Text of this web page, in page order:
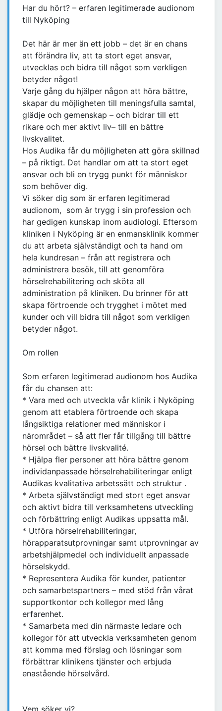
Har du hört? – erfaren legitimerade audionom
till Nyköping
Det här är mer än ett jobb – det är en chans
att förändra liv, att ta stort eget ansvar,
utvecklas och bidra till något som verkligen
betyder något!
Varje gång du hjälper någon att höra bättre,
skapar du möjligheten till meningsfulla samtal,
glädje och gemenskap – och bidrar till ett
rikare och mer aktivt liv– till en bättre
livskvalitet.
Hos Audika får du möjligheten att göra skillnad
– på riktigt. Det handlar om att ta stort eget
ansvar och bli en trygg punkt för människor
som behöver dig.
Vi söker dig som är erfaren legitimerad
audionom, som är trygg i sin profession och
har gedigen kunskap inom audiologi. Eftersom
kliniken i Nyköping är en enmansklinik kommer
du att arbeta självständigt och ta hand om
hela kundresan – från att registrera och
administrera besök, till att genomföra
hörselrehabilitering och sköta all
administration på kliniken. Du brinner för att
skapa förtroende och trygghet i mötet med
kunder och vill bidra till något som verkligen
betyder något.
Om rollen
Som erfaren legitimerad audionom hos Audika
får du chansen att:
* Vara med och utveckla vår klinik i Nyköping
genom att etablera förtroende och skapa
långsiktiga relationer med människor i
närområdet – så att fler får tillgång till bättre
hörsel och bättre livskvalité.
* Hjälpa fler personer att höra bättre genom
individanpassade hörselrehabiliteringar enligt
Audikas kvalitativa arbetssätt och struktur .
* Arbeta självständigt med stort eget ansvar
och aktivt bidra till verksamhetens utveckling
och förbättring enligt Audikas uppsatta mål.
* Utföra hörselrehabiliteringar,
hörapparatsutprovningar samt utprovningar av
arbetshjälpmedel och individuellt anpassade
hörselskydd.
* Representera Audika för kunder, patienter
och samarbetspartners – med stöd från vårat
supportkontor och kollegor med lång
erfarenhet.
* Samarbeta med din närmaste ledare och
kollegor för att utveckla verksamheten genom
att komma med förslag och lösningar som
förbättrar klinikens tjänster och erbjuda
enastående hörselvård.